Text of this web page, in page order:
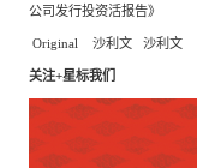
美容时尚
战略合作伙伴
公司发行投资活报告》
Original 沙利文 沙利文
关注+星标我们